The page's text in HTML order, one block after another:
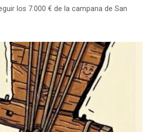
los 7.000 € de la campana de San